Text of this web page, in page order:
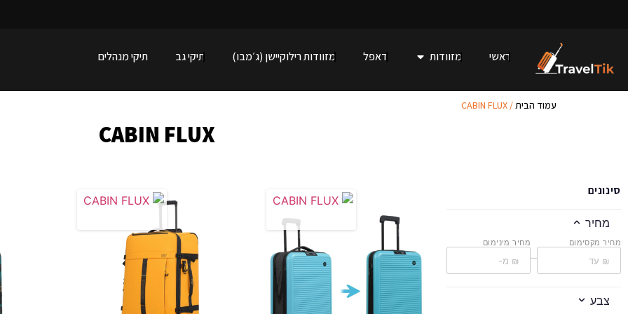
ראשי מזוודות דאפל מזוודות רילוקיישן (ג׳מבו) תיקי גב תיקי מנהלים
עמוד הבית/ CABIN FLUX
CABIN FLUX
סינונים
מחיר
מחיר מינימום
–
מחיר מקסימום
צבע